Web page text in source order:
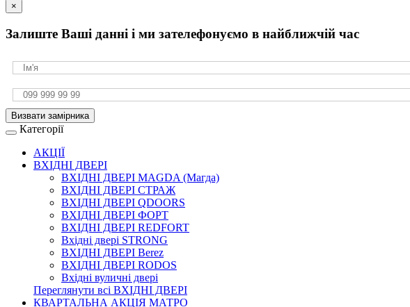
×
Залиште Ваші данні і ми зателефонуємо в найближчій час
Визвати замірника
Категорії
АКЦІЇ
ВХІДНІ ДВЕРІ
ВХІДНІ ДВЕРІ МAGDA (Магда)
ВХІДНІ ДВЕРІ СТРАЖ
ВХІДНІ ДВЕРІ QDOORS
ВХІДНІ ДВЕРІ ФОРТ
ВХІДНІ ДВЕРІ REDFORT
Вхідні двері STRONG
ВХІДНІ ДВЕРІ Berez
ВХІДНІ ДВЕРІ RODOS
Вхідні вуличні двері
Переглянути всі ВХІДНІ ДВЕРІ
КВАРТАЛЬНА АКЦІЯ МАТРО